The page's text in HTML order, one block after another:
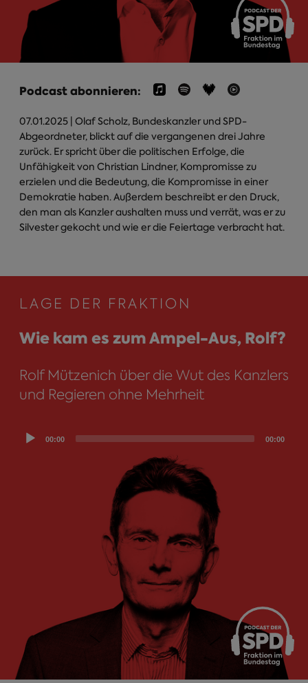
Podcast abonnieren:
07.01.2025 | Olaf Scholz, Bundeskanzler und SPD-
Abgeordneter, blickt auf die vergangenen drei Jahre
zurück. Er spricht über die politischen Erfolge, die
Unfähigkeit von Christian Lindner, Kompromisse zu
erzielen und die Bedeutung, die Kompromisse in einer
Demokratie haben. Außerdem beschreibt er den Druck,
den man als Kanzler aushalten muss und verrät, was er zu
Silvester gekocht und wie er die Feiertage verbracht hat.
LAGE DER FRAKTION
Wie kam es zum Ampel-Aus, Rolf?
Rolf Mützenich über die Wut des Kanzlers
und Regieren ohne Mehrheit
Audio
Player
00:00 00:00